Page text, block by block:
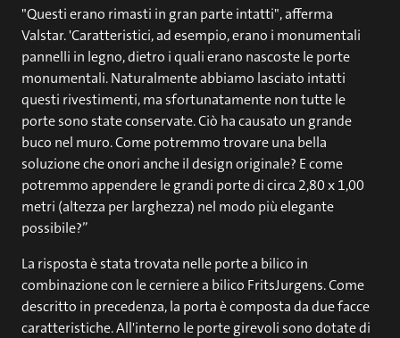
"Questi erano rimasti in gran parte intatti", afferma
Valstar. 'Caratteristici, ad esempio, erano i monumentali
pannelli in legno, dietro i quali erano nascoste le porte
monumentali. Naturalmente abbiamo lasciato intatti
questi rivestimenti, ma sfortunatamente non tutte le
porte sono state conservate. Ciò ha causato un grande
buco nel muro. Come potremmo trovare una bella
soluzione che onori anche il design originale? E come
potremmo appendere le grandi porte di circa 2,80 x 1,00
metri (altezza per larghezza) nel modo più elegante
possibile?”
La risposta è stata trovata nelle porte a bilico in
combinazione con le cerniere a bilico FritsJurgens. Come
descritto in precedenza, la porta è composta da due facce
caratteristiche. All'interno le porte girevoli sono dotate di